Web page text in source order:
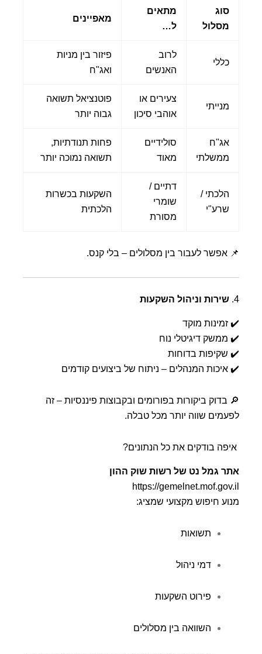
סוג
מסלול
מתאים
ל…
מאפיינים
כללי
לרוב
האנשים
פיזור בין מניות
ואג"ח
מנייתי
צעירים או
אוהבי סיכון
פוטנציאל תשואה
גבוה יותר
אג"ח
ממשלתי
סולידיים
מאוד
פחות תנודתיות,
תשואה נמוכה יותר
הלכתי /
שרע"י
דתיים /
שומרי
מסורת
השקעות בכשרות
הלכתית
📌 אפשר לעבור בין מסלולים – בלי קנס.
4. שירות וניהול השקעות
✔️ זמינות מוקד
✔️ ממשק דיגיטלי נוח
✔️ שקיפות בדוחות
✔️ איכות המנהלים – ניתוח של ביצועים קודמים
🔎 בדוק ביקורות בפורומים ובקבוצות פיננסיות – זה
לפעמים שווה יותר מכל טבלה.
איפה בודקים את כל הנתונים?
אתר גמל נט של רשות שוק ההון
https://gemelnet.mof.gov.il
מנוע חיפוש מקצועי שמציג:
תשואות
דמי ניהול
פירוט השקעות
השוואה בין מסלולים